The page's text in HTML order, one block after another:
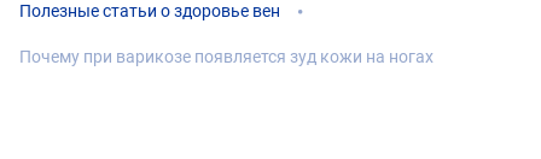
Полезные статьи о здоровье вен
Почему при варикозе появляется зуд кожи на ногах